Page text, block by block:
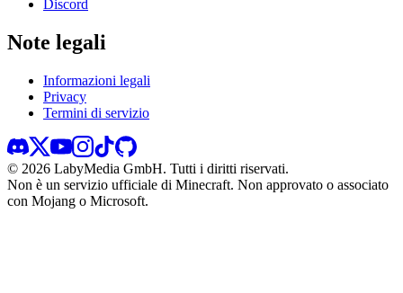
Discord
Note legali
Informazioni legali
Privacy
Termini di servizio
© 2026 LabyMedia GmbH. Tutti i diritti riservati.
Non è un servizio ufficiale di Minecraft. Non approvato o associato
con Mojang o Microsoft.